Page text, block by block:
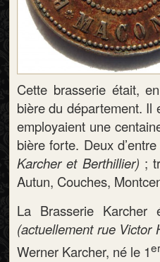
Cette brasserie était,
bière du département. Il
employaient une
bière forte. Deux
Karcher et Berthillier) ;
Autun, Couches,
La Brasserie
(actuellement rue Victor
Werner Karcher, né le 1er